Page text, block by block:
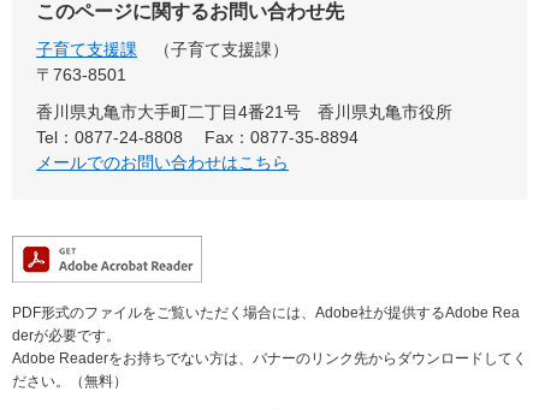
このページに関するお問い合わせ先
子育て支援課
子育て支援課
〒763-8501
香川県丸亀市大手町二丁目4番21号 香川県丸亀市役所
Tel：0877-24-8808
Fax：0877-35-8894
メールでのお問い合わせはこちら
PDF形式のファイルをご覧いただく場合には、Adobe社が提供するAdobe Rea
derが必要です。
Adobe Readerをお持ちでない方は、バナーのリンク先からダウンロードしてく
ださい。（無料）